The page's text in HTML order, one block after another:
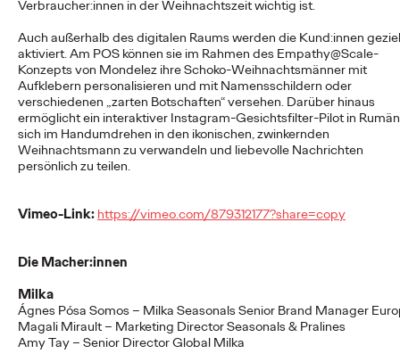
Verbraucher:innen in der Weihnachtszeit wichtig ist.
Auch außerhalb des digitalen Raums werden die Kund:innen
aktiviert. Am POS können sie im Rahmen des Empathy@Scale-
Konzepts von Mondelez ihre Schoko-Weihnachtsmänner mit
Aufklebern personalisieren und mit Namensschildern oder
verschiedenen „zarten Botschaften“ versehen. Darüber hinaus
ermöglicht ein interaktiver Instagram-Gesichtsfilter-Pilot in
sich im Handumdrehen in den ikonischen, zwinkernden
Weihnachtsmann zu verwandeln und liebevolle Nachrichten
persönlich zu teilen.
Vimeo-Link: https://vimeo.com/879312177?share=copy
Die Macher:innen
Milka
Ágnes Pósa Somos – Milka Seasonals Senior Brand Manager
Magali Mirault – Marketing Director Seasonals & Pralines
Amy Tay – Senior Director Global Milka
die #MakeItReal-Kampagne fort.…
More→
NEWS
Ogilvy Group
Germany launcht erste
und entstaubt eine
Ikone
Carsten Becker 01/06/2026
Die Ogilvy Group Germany, die einige Brands der Kenvue